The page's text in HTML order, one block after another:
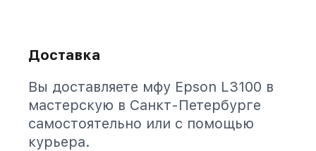
Доставка
Вы доставляете мфу Epson L3100 в
мастерскую в Санкт-Петербурге
самостоятельно или с помощью
курьера.